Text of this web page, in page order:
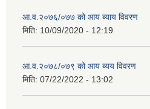
आ.व.२०७६/०७७ को आय ब्याय विवरण
मिति: 10/09/2020 - 12:19
आ.व.२०७८/०७९ को आय ब्यय विवरण
मिति: 07/22/2022 - 13:02